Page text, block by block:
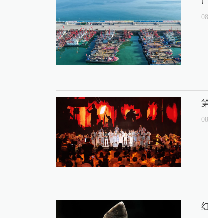
08
08